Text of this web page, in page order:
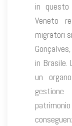
in
Veneto
migratori
in Brasile.
un